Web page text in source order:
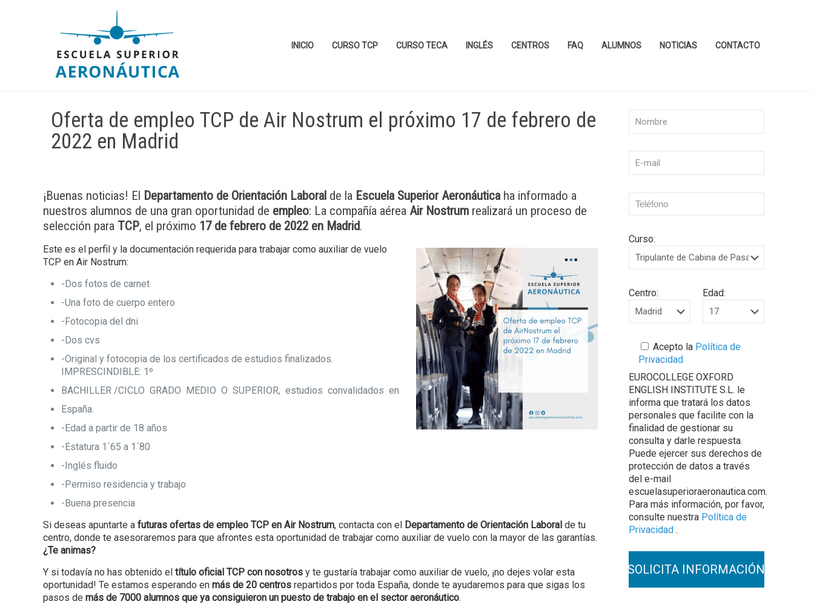
INICIO CURSO TCP CURSO TECA INGLÉS CENTROS FAQ ALUMNOS NOTICIAS CONTACTO
Oferta de empleo TCP de Air Nostrum el próximo 17 de febrero de
2022 en Madrid
¡Buenas noticias! El Departamento de Orientación Laboral de la Escuela Superior Aeronáuticaha informado a
nuestros alumnos de una gran oportunidad de empleo: La compañía aérea Air Nostrum realizará un proceso de
selección para TCP, el próximo 17 de febrero de 2022 en Madrid.
Este es el perfil y la documentación requerida para trabajar como auxiliar de vuelo
TCP en Air Nostrum:
-Dos fotos de carnet
-Una foto de cuerpo entero
-Fotocopia del dni
-Dos cvs
-Original y fotocopia de los certificados de estudios finalizados.
IMPRESCINDIBLE: 1º
BACHILLER /CICLO GRADO MEDIO O SUPERIOR, estudios convalidados en
España.
-Edad a partir de 18 años
-Estatura 1´65 a 1´80
-Inglés fluido
-Permiso residencia y trabajo
-Buena presencia
Si deseas apuntarte afuturas ofertas de empleo TCP en Air Nostrum, contacta con el Departamento de Orientación Laboralde tu
centro, donde te asesoraremos para que afrontes esta oportunidad de trabajar como auxiliar de vuelo con la mayor de las garantías.
¿Te animas?
Y si todavía no has obtenido el título oficial TCP con nosotros y te gustaría trabajar como auxiliar de vuelo, ¡no dejes volar esta
oportunidad! Te estamos esperando enmás de 20 centros repartidos por toda España, donde te ayudaremos para que sigas los
pasos demás de 7000 alumnos que ya consiguieron un puesto de trabajo en el sector aeronáutico.
Curso:
Centro: Edad:
Acepto laPolítica de
Privacidad
EUROCOLLEGE OXFORD
ENGLISH INSTITUTE S.L. le
informa que tratará los datos
personales que facilite con la
finalidad de gestionar su
consulta y darle respuesta.
Puede ejercer sus derechos de
protección de datos a través
del e-mail
escuelasuperioraeronautica.com.
Para más información, por favor,
consulte nuestra Política de
Privacidad .